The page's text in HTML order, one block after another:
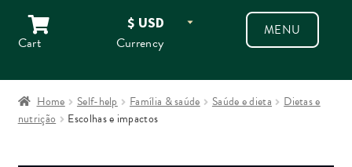
Skip
to
Skip
to
Cart Currency
MENU
Home Self-help Família & saúde Saúde e dieta
Dietas e
nutrição
Escolhas e impactos